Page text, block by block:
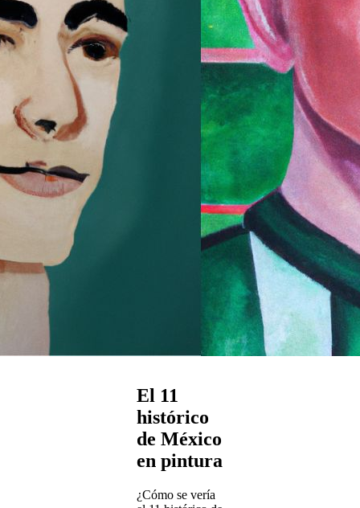
El 11
histórico
de México
en pintura
¿Cómo se vería